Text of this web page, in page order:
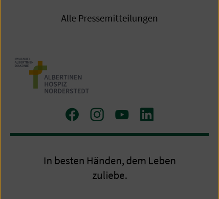
Alle Pressemitteilungen
Zu
Facebook
Zu
Instagram
Zum
Youtube-
Zum
LinkedIn
In besten Händen, dem Leben
zuliebe.